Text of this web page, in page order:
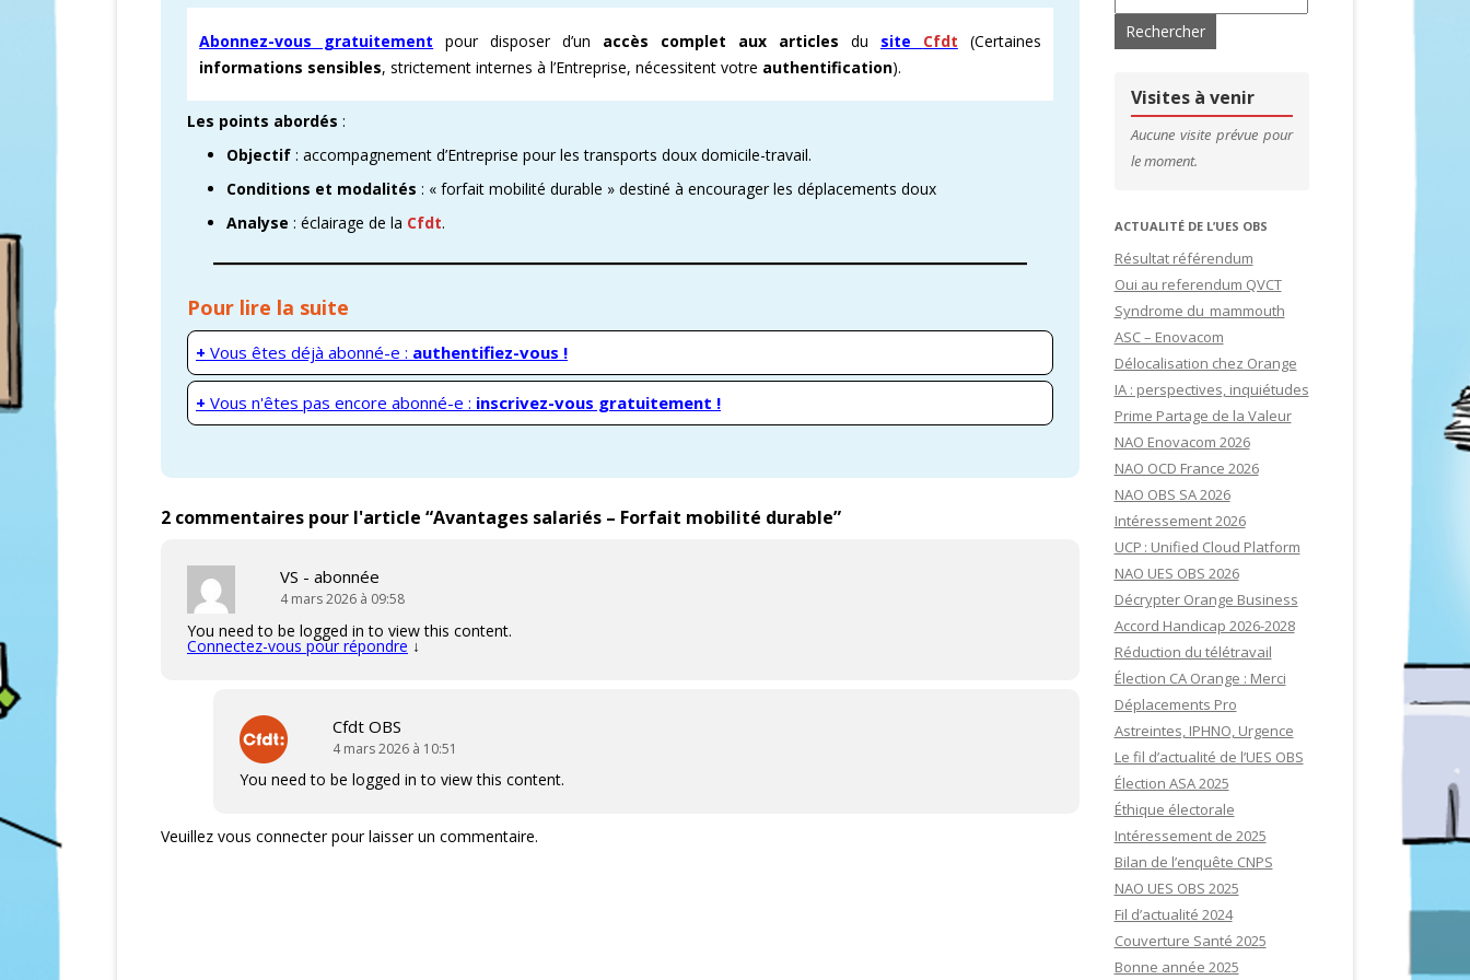
CARTOGRAPHIE ENOVACOMCSE & RP – MANDATS ATTRACTIFS !COMMENT ADHÉRER À LA CFDT ?CFDT – UN SYNDICAT D’ADHÉRENTSCONTACTS & LIENS UTILES
Abonnez-vous gratuitement pour disposer d’un accès complet aux articles du site Cfdt (Certaines
informations sensibles, strictement internes à l’Entreprise, nécessitent votre authentification).
Les points abordés :
Objectif : accompagnement d’Entreprise pour les transports doux domicile-travail.
Conditions et modalités : « forfait mobilité durable » destiné à encourager les déplacements doux
Analyse : éclairage de la Cfdt.
Pour lire la suite
+ Vous êtes déjà abonné-e : authentifiez-vous !
+ Vous n'êtes pas encore abonné-e : inscrivez-vous gratuitement !
2 commentaires pour l'article “Avantages salariés – Forfait mobilité durable”
VS - abonnée
4 mars 2026 à 09:58
You need to be logged in to view this content.
Connectez-vous pour répondre ↓
Cfdt OBS
4 mars 2026 à 10:51
You need to be logged in to view this content.
Veuillez vous connecter pour laisser un commentaire.
Visites à venir
Aucune visite prévue pour
le moment.
ACTUALITÉ DE L’UES OBS
Résultat référendum
Oui au referendum QVCT
Syndrome du mammouth
ASC – Enovacom
Délocalisation chez Orange
IA : perspectives, inquiétudes
Prime Partage de la Valeur
NAO Enovacom 2026
NAO OCD France 2026
NAO OBS SA 2026
Intéressement 2026
UCP : Unified Cloud Platform
NAO UES OBS 2026
Décrypter Orange Business
Accord Handicap 2026-2028
Réduction du télétravail
Élection CA Orange : Merci
Déplacements Pro
Astreintes, IPHNO, Urgence
Le fil d’actualité de l’UES OBS
Élection ASA 2025
Éthique électorale
Intéressement de 2025
Bilan de l’enquête CNPS
NAO UES OBS 2025
Fil d’actualité 2024
Couverture Santé 2025
Bonne année 2025